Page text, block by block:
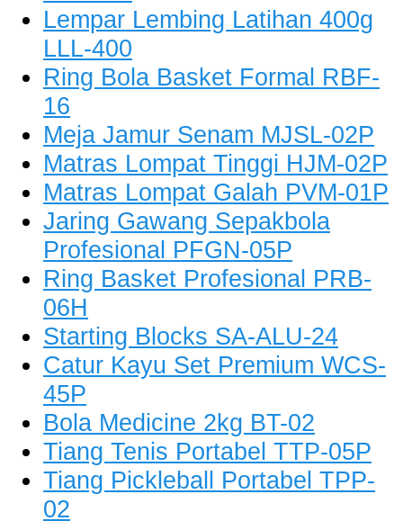
Lempar Lembing Latihan 400g
LLL-400
Ring Bola Basket Formal RBF-
16
Meja Jamur Senam MJSL-02P
Matras Lompat Tinggi HJM-02P
Matras Lompat Galah PVM-01P
Jaring Gawang Sepakbola
Profesional PFGN-05P
Ring Basket Profesional PRB-
06H
Starting Blocks SA-ALU-24
Catur Kayu Set Premium WCS-
45P
Bola Medicine 2kg BT-02
Tiang Tenis Portabel TTP-05P
Tiang Pickleball Portabel TPP-
02